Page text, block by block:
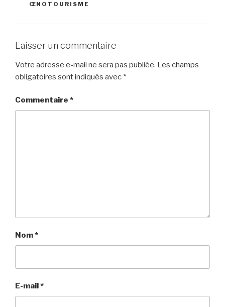
ŒNOTOURISME
Laisser un commentaire
Votre adresse e-mail ne sera pas publiée. Les champs
obligatoires sont indiqués avec *
Commentaire *
Nom*
E-mail*